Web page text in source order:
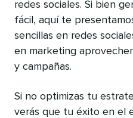
redes sociales. Si bien
fácil, aquí te
sencillas en redes
en marketing
y campañas.
Si no optimizas tu
verás que tu éxito en el